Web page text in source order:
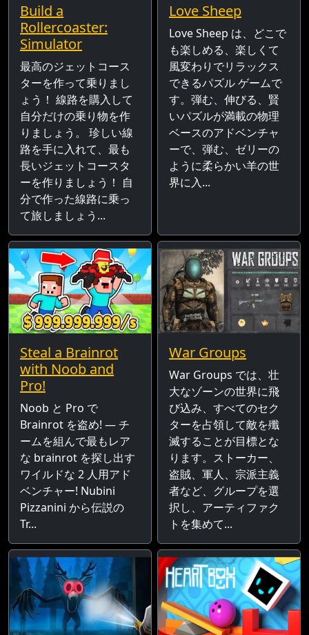
Build a
Rollercoaster:
Simulator
最高のジェットコース
ターを作って乗りまし
ょう！ 線路を購入して
自分だけの乗り物を作
りましょう。 珍しい線
路を手に入れて、最も
長いジェットコースタ
ーを作りましょう！ 自
分で作った線路に乗っ
て旅しましょう...
Love Sheep
Love Sheep は、どこで
も楽しめる、楽しくて
風変わりでリラックス
できるパズル ゲームで
す。弾む、伸びる、賢
いパズルが満載の物理
ベースのアドベンチャ
ーで、弾む、ゼリーの
ように柔らかい羊の世
界に入...
Steal a Brainrot
with Noob and
Pro!
Noob と Pro で
Brainrot を盗め! — チ
ームを組んで最もレア
な brainrot を探し出す
ワイルドな 2 人用アド
ベンチャー! Nubini
Pizzanini から伝説の
Tr...
War Groups
War Groups では、壮
大なゾーンの世界に飛
び込み、すべてのセク
ターを占領して敵を殲
滅することが目標とな
ります。ストーカー、
盗賊、軍人、宗派主義
者など、グループを選
択し、アーティファク
トを集めて...